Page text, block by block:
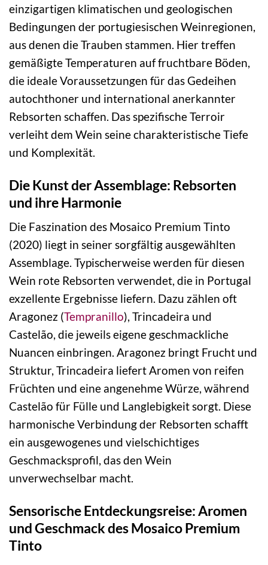
einzigartigen klimatischen und geologischen
Bedingungen der portugiesischen Weinregionen,
aus denen die Trauben stammen. Hier treffen
gemäßigte Temperaturen auf fruchtbare Böden,
die ideale Voraussetzungen für das Gedeihen
autochthoner und international anerkannter
Rebsorten schaffen. Das spezifische Terroir
verleiht dem Wein seine charakteristische Tiefe
und Komplexität.
Die Kunst der Assemblage: Rebsorten
und ihre Harmonie
Die Faszination des Mosaico Premium Tinto
(2020) liegt in seiner sorgfältig ausgewählten
Assemblage. Typischerweise werden für diesen
Wein rote Rebsorten verwendet, die in Portugal
exzellente Ergebnisse liefern. Dazu zählen oft
Aragonez (Tempranillo), Trincadeira und
Castelão, die jeweils eigene geschmackliche
Nuancen einbringen. Aragonez bringt Frucht und
Struktur, Trincadeira liefert Aromen von reifen
Früchten und eine angenehme Würze, während
Castelão für Fülle und Langlebigkeit sorgt. Diese
harmonische Verbindung der Rebsorten schafft
ein ausgewogenes und vielschichtiges
Geschmacksprofil, das den Wein
unverwechselbar macht.
Sensorische Entdeckungsreise: Aromen
und Geschmack des Mosaico Premium
Tinto